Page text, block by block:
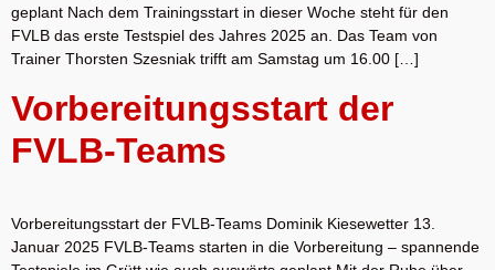
geplant Nach dem Trainingsstart in dieser Woche steht für den
FVLB das erste Testspiel des Jahres 2025 an. Das Team von
Trainer Thorsten Szesniak trifft am Samstag um 16.00 […]
Vorbereitungsstart der
FVLB-Teams
Vorbereitungsstart der FVLB-Teams Dominik Kiesewetter 13.
Januar 2025 FVLB-Teams starten in die Vorbereitung – spannende